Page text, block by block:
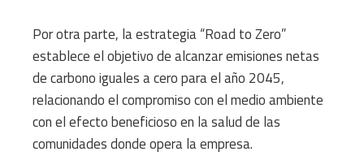
Por otra parte, la estrategia “Road to Zero”
establece el objetivo de alcanzar emisiones netas
de carbono iguales a cero para el año 2045,
relacionando el compromiso con el medio ambiente
con el efecto beneficioso en la salud de las
comunidades donde opera la empresa.